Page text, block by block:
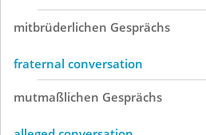
mitbrüderlichen Gesprächs
fraternal conversation
mutmaßlichen Gesprächs